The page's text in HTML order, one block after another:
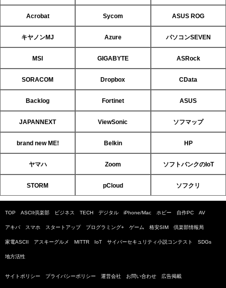
Acrobat Sycom ASUS ROG
キヤノンMJ Azure パソコンSEVEN
MSI GIGABYTE ASRock
SORACOM Dropbox CData
Backlog Fortinet ASUS
JAPANNEXT ViewSonic ソフマップ
brand new ME! Belkin HP
ヤマハ Zoom ソフトバンクのIoT
STORM pCloud ソフクリ
TOP ASCII倶楽部 ビジネス TECH デジタル iPhone/Mac ホビー 自作PC AV
アキバ スマホ スタートアップ プログラミング+ ゲーム 格安SIM 倶楽部情報局
家電ASCII アスキーグルメ MITTR IoT サイバーセキュリティ小説コンテスト SDGs
地方活性
サイトポリシー プライバシーポリシー 運営会社 お問い合わせ 広告掲載